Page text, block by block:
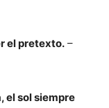
el pretexto. –
el sol siempre